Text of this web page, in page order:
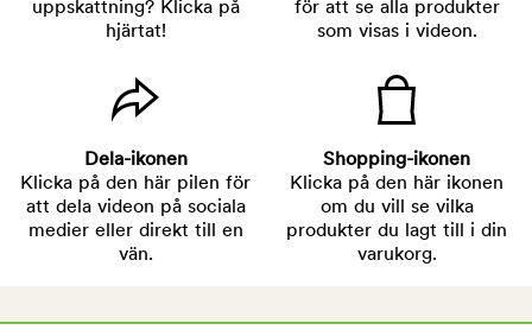
uppskattning? Klicka på
hjärtat!
för att se alla produkter
som visas i videon.
Dela-ikonen
Klicka på den här pilen för
att dela videon på sociala
medier eller direkt till en
vän.
Shopping-ikonen
Klicka på den här ikonen
om du vill se vilka
produkter du lagt till i din
varukorg.